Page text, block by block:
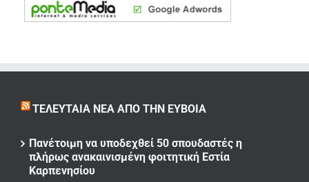
ΤΕΛΕΥΤΑΊΑ ΝΈΑ ΑΠΌ ΤΗΝ ΕΎΒΟΙΑ
Πανέτοιμη να υποδεχθεί 50 σπουδαστές η
πλήρως ανακαινισμένη φοιτητική Εστία
Καρπενησίου